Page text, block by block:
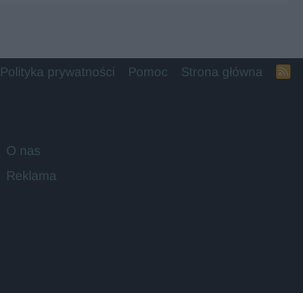
Polityka prywatności Pomoc Strona główna
R
O nas
Reklama